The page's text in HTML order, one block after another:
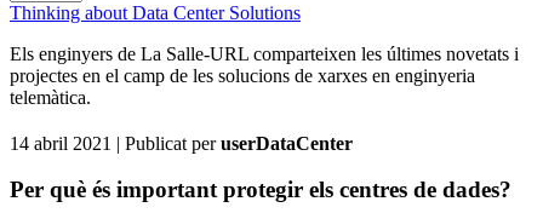
Thinking about Data Center Solutions
Els enginyers de La Salle-URL comparteixen les últimes novetats i
projectes en el camp de les solucions de xarxes en enginyeria
telemàtica.
14 abril 2021 | Publicat peruserDataCenter
Per què és important protegir els centres de dades?